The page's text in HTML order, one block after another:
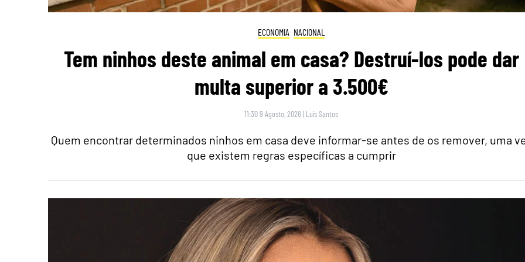
ECONOMIA NACIONAL
Tem ninhos deste animal em casa? Destruí-los pode dar
multa superior a 3.500€
11:30 9 Agosto, 2026 | Luís Santos
Quem encontrar determinados ninhos em casa deve informar-se antes de os remover, uma
que existem regras específicas a cumprir